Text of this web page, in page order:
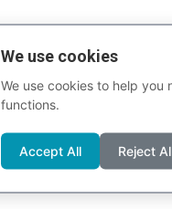
We use cookies
We use cookies to help
functions.
Accept All Reject